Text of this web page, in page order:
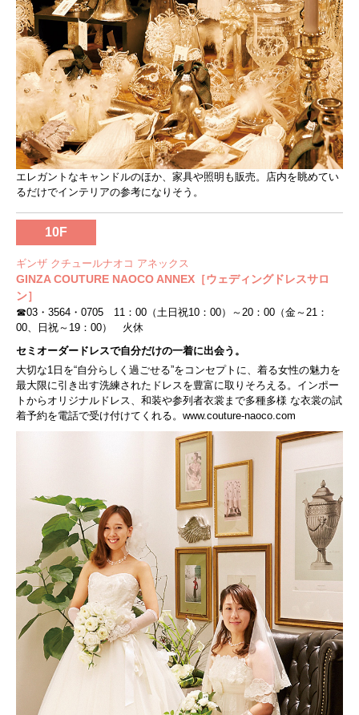
エレガントなキャンドルのほか、家具や照明も販売。店内を眺めてい
るだけでインテリアの参考になりそう。
10F
ギンザ クチュールナオコ アネックス
GINZA COUTURE NAOCO ANNEX［ウェディングドレスサロ
ン］
☎03・3564・0705 11：00（土日祝10：00）～20：00（金～21：
00、日祝～19：00） 火休
セミオーダードレスで自分だけの一着に出会う。
大切な1日を“自分らしく過ごせる”をコンセプトに、着る女性の魅力を
最大限に引き出す洗練されたドレスを豊富に取りそろえる。インポー
トからオリジナルドレス、和装や参列者衣裳まで多種多様 な衣裳の試
着予約を電話で受け付けてくれる。 www.couture-naoco.com